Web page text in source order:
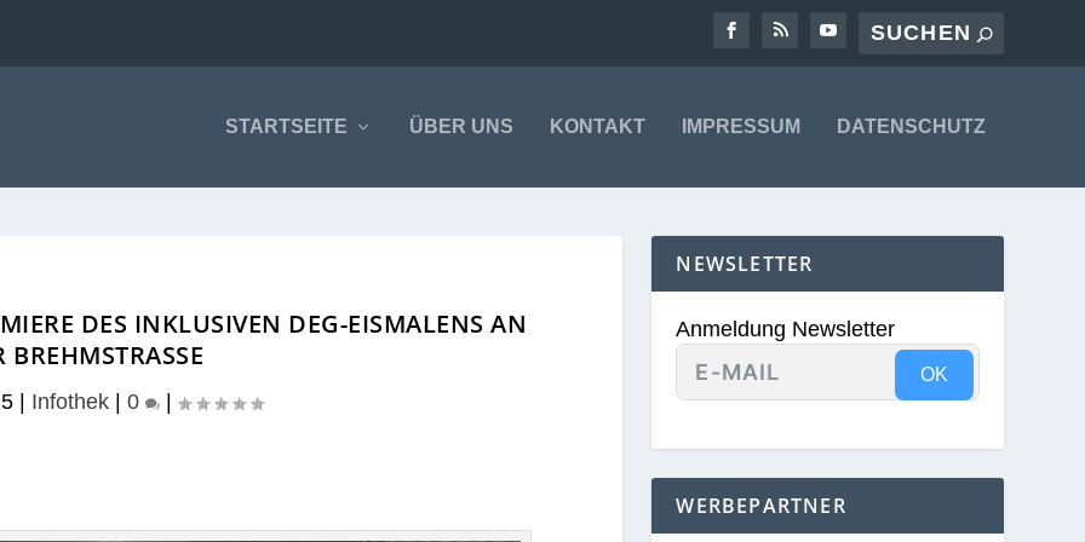
STARTSEITE ÜBER UNS KONTAKT IMPRESSUM DATENSCHUTZ
DES INKLUSIVEN DEG-EISMALENS AN
BREHMSTRASSE
| Infothek| 0 |
NEWSLETTER
Anmeldung Newsletter
OK
WERBEPARTNER